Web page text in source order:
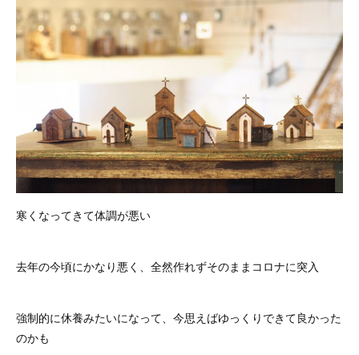
寒くなってきて体調が悪い
去年の今頃にかなり悪く、全然作れずそのままコロナに突入
強制的に休養みたいになって、今思えばゆっくりできて良かった
のかも